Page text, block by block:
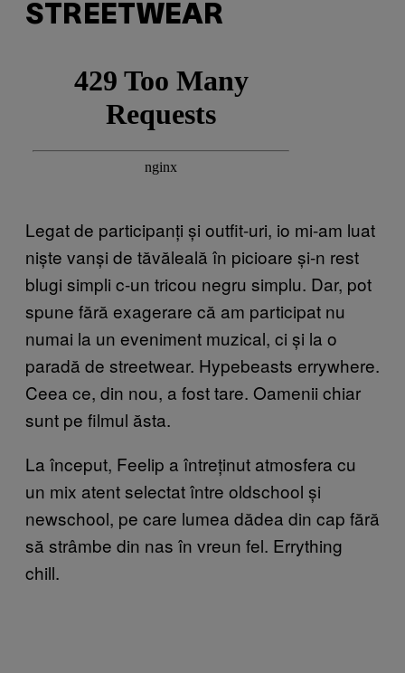
STREETWEAR
Legat de participanți și outfit-uri, io mi-am luat
niște vanși de tăvăleală în picioare și-n rest
blugi simpli c-un tricou negru simplu. Dar, pot
spune fără exagerare că am participat nu
numai la un eveniment muzical, ci și la o
paradă de streetwear. Hypebeasts errywhere.
Ceea ce, din nou, a fost tare. Oamenii chiar
sunt pe filmul ăsta.
La început, Feelip a întreținut atmosfera cu
un mix atent selectat între oldschool și
newschool, pe care lumea dădea din cap fără
să strâmbe din nas în vreun fel. Errything
chill.